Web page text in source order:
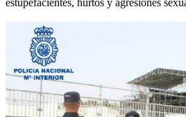
estupefacientes, hurtos y agresiones